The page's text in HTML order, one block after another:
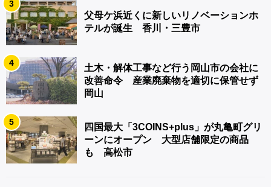
3
父母ケ浜近くに新しいリノベーションホ
テルが誕生 香川・三豊市
4
土木・解体工事など行う岡山市の会社に
改善命令 産業廃棄物を適切に保管せず
岡山
5
四国最大「3COINS+plus」が丸亀町グリ
ーンにオープン 大型店舗限定の商品
も 高松市